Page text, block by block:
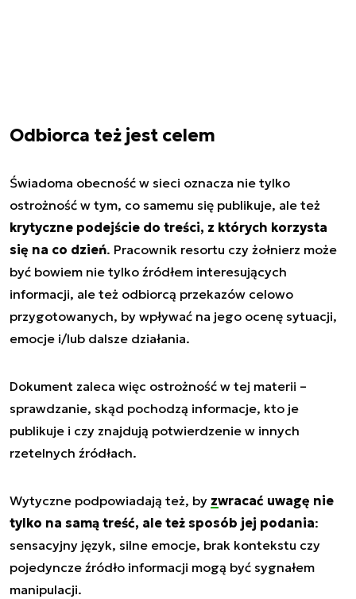
Odbiorca też jest celem
Świadoma obecność w sieci oznacza nie tylko
ostrożność w tym, co samemu się publikuje, ale też
krytyczne podejście do treści, z których korzysta
się na co dzień. Pracownik resortu czy żołnierz może
być bowiem nie tylko źródłem interesujących
informacji, ale też odbiorcą przekazów celowo
przygotowanych, by wpływać na jego ocenę sytuacji,
emocje i/lub dalsze działania.
Dokument zaleca więc ostrożność w tej materii –
sprawdzanie, skąd pochodzą informacje, kto je
publikuje i czy znajdują potwierdzenie w innych
rzetelnych źródłach.
Wytyczne podpowiadają też, by zwracać uwagę nie
tylko na samą treść, ale też sposób jej podania:
sensacyjny język, silne emocje, brak kontekstu czy
pojedyncze źródło informacji mogą być sygnałem
manipulacji.